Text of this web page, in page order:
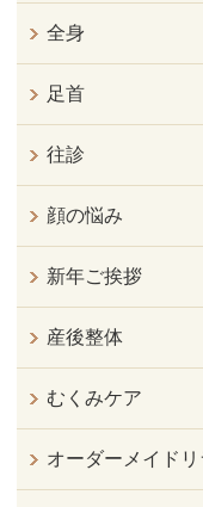
全身
足首
往診
顔の悩み
新年ご挨拶
産後整体
むくみケア
オーダーメイド